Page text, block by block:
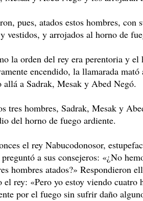
pues, atados estos hombres, con
vestidos, y arrojados al horno de
la orden del rey era perentoria y el
encendido, la llamarada
allá a Sadrak, Mesak y Abed Negó.
tres hombres, Sadrak, Mesak y
del horno de fuego ardiente.
el rey Nabucodonosor,
a sus consejeros: «¿No
hombres atados?» Respondieron
rey: «Pero yo estoy viendo cuatro
por el fuego sin sufrir daño